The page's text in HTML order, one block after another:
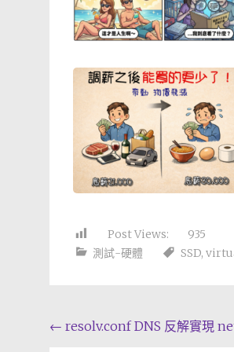
Post Views:
935
測試-硬體
SSD,
Post
← resolv.conf DNS 反解實現